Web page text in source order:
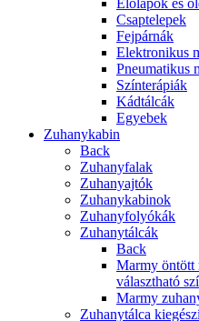
Előlapok és
Csaptelepek
Fejpárnák
Elektronikus
Pneumatikus
Színterápiák
Kádtálcák
Egyebek
Zuhanykabin
Back
Zuhanyfalak
Zuhanyajtók
Zuhanykabinok
Zuhanyfolyókák
Zuhanytálcák
Back
Marmy öntött
választható
Marmy
Zuhanytálca